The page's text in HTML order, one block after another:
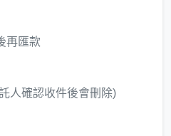
再匯款
人確認收件後會刪除)